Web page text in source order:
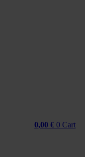
0,00 € 0 Cart